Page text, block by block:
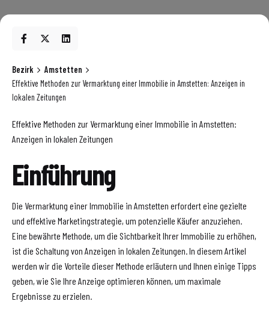
Bezirk
Amstetten
Effektive Methoden zur Vermarktung einer Immobilie in Amstetten: Anzeigen in
lokalen Zeitungen
Effektive Methoden zur Vermarktung einer Immobilie in Amstetten:
Anzeigen in lokalen Zeitungen
Einführung
Die Vermarktung einer Immobilie in Amstetten erfordert eine gezielte
und effektive Marketingstrategie, um potenzielle Käufer anzuziehen.
Eine bewährte Methode, um die Sichtbarkeit Ihrer Immobilie zu erhöhen,
ist die Schaltung von Anzeigen in lokalen Zeitungen. In diesem Artikel
werden wir die Vorteile dieser Methode erläutern und Ihnen einige Tipps
geben, wie Sie Ihre Anzeige optimieren können, um maximale
Ergebnisse zu erzielen.